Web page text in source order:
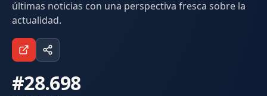
últimas noticias con una perspectiva fresca sobre la
actualidad.
#28.698